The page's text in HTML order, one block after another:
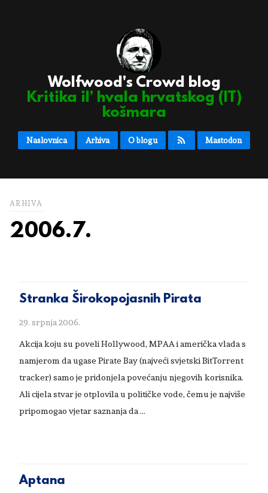
Wolfwood's Crowd blog
Kritika il’ hvala hrvatskog (IT)
košmara
Naslovnica Arhiva O blogu Mastodon
ARHIVA
2006.7.
Stranka Širokopojasnih Pirata
29. srpnja 2006.
Akcija koju su poveli Hollywood, MPAA i američka vlada s
namjerom da ugase Pirate Bay (najveći svjetski BitTorrent
tracker) samo je pridonjela povećanju njegovih korisnika.
Ali cijela stvar je otplovila u političke vode, čemu je najviše
pripomogao vjetar saznanja da …
Aptana